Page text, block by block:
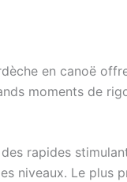
en canoë
moments de
rapides
niveaux. Le plus